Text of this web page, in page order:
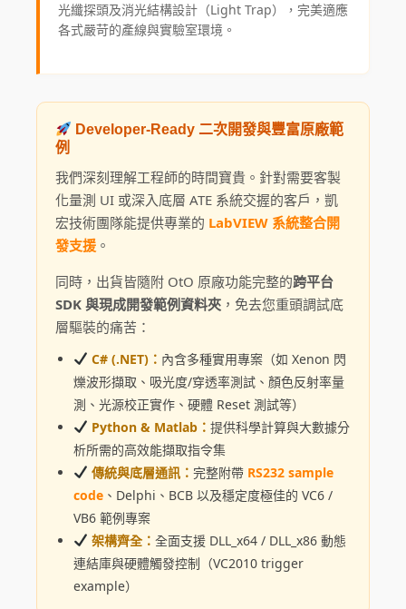
光纖探頭及消光結構設計（Light Trap），完美適應
各式嚴苛的產線與實驗室環境。
Developer-Ready 二次開發與豐富原廠範
例
我們深刻理解工程師的時間寶貴。針對需要客製
化量測 UI 或深入底層 ATE 系統交握的客戶，凱
宏技術團隊能提供專業的 LabVIEW 系統整合開
發支援 。
同時，出貨皆隨附 OtO 原廠功能完整的跨平台
SDK 與現成開發範例資料夾 ，免去您重頭調試底
層驅裝的痛苦：
C# (.NET)： 內含多種實用專案（如 Xenon 閃
爍波形擷取、吸光度/穿透率測試、顏色反射率量
測、光源校正實作、硬體 Reset 測試等）
Python & Matlab： 提供科學計算與大數據分
析所需的高效能擷取指令集
傳統與底層通訊： 完整附帶 RS232 sample
code 、Delphi、BCB 以及穩定度極佳的 VC6 /
VB6 範例專案
架構齊全： 全面支援 DLL_x64 / DLL_x86 動態
連結庫與硬體觸發控制（VC2010 trigger
example）